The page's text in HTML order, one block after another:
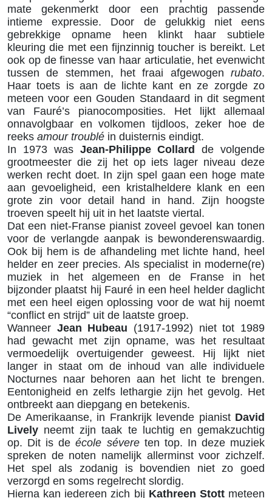
mate gekenmerkt door een prachtig passende
intieme expressie. Door de gelukkig niet eens
gebrekkige opname heen klinkt haar subtiele
kleuring die met een fijnzinnig toucher is bereikt. Let
ook op de finesse van haar articulatie, het evenwicht
tussen de stemmen, het fraai afgewogen rubato.
Haar toets is aan de lichte kant en ze zorgde zo
meteen voor een Gouden Standaard in dit segment
van Fauré’s pianocomposities. Het lijkt allemaal
onnavolgbaar en volkomen tijdloos, zeker hoe de
reeks amour troublé in duisternis eindigt.
In 1973 was Jean-Philippe Collard
de volgende
grootmeester die zij het op iets lager niveau deze
werken recht doet. In zijn spel gaan een hoge mate
aan gevoeligheid, een kristalheldere klank en een
grote zin voor detail hand in hand. Zijn hoogste
troeven speelt hij uit in het laatste viertal.
Dat een niet-Franse pianist zoveel gevoel kan tonen
voor de verlangde aanpak is bewonderenswaardig.
Ook bij hem is de afhandeling met lichte hand, heel
helder en zeer precies. Als specialist in moderne(re)
muziek in het algemeen en de Franse in het
bijzonder plaatst hij Fauré in een heel helder daglicht
met een heel eigen oplossing voor de wat hij noemt
“conflict en strijd” uit de laatste groep.
Wanneer Jean Hubeau (1917-1992) niet tot 1989
had gewacht met zijn opname, was het resultaat
vermoedelijk overtuigender geweest. Hij lijkt niet
langer in staat om de inhoud van alle individuele
Nocturnes naar behoren aan het licht te brengen.
Eentonigheid en zelfs lethargie zijn het gevolg. Het
ontbreekt aan diepgang en betekenis.
De Amerikaanse, in Frankrijk levende pianist David
Lively neemt zijn taak te luchtig en gemakzuchtig
op. Dit is deécole sévere ten top. In deze muziek
spreken de noten namelijk allerminst voor zichzelf.
Het spel als zodanig is bovendien niet zo goed
verzorgd en soms regelrecht slordig.
Hierna kan iedereen zich bij Kathreen Stottmeteen